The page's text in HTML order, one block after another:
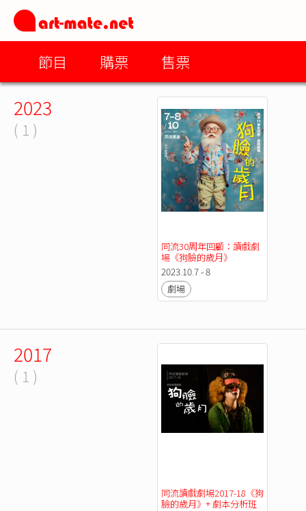
節目 購票 售票
2023
( 1 )
同流30周年回顧：讀戲劇
場《狗臉的歲月》
2023.10.7 - 8
劇場
2017
( 1 )
同流讀戲劇場2017-18《狗
臉的歲月》+ 劇本分析班